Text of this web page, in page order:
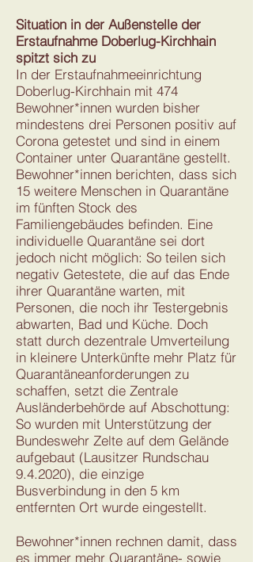
Situation in der Außenstelle der
Erstaufnahme Doberlug-Kirchhain
spitzt sich zu
In der Erstaufnahmeeinrichtung
Doberlug-Kirchhain mit 474
Bewohner*innen wurden bisher
mindestens drei Personen positiv auf
Corona getestet und sind in einem
Container unter Quarantäne gestellt.
Bewohner*innen berichten, dass sich
15 weitere Menschen in Quarantäne
im fünften Stock des
Familiengebäudes befinden. Eine
individuelle Quarantäne sei dort
jedoch nicht möglich: So teilen sich
negativ Getestete, die auf das Ende
ihrer Quarantäne warten, mit
Personen, die noch ihr Testergebnis
abwarten, Bad und Küche. Doch
statt durch dezentrale Umverteilung
in kleinere Unterkünfte mehr Platz für
Quarantäneanforderungen zu
schaffen, setzt die Zentrale
Ausländerbehörde auf Abschottung:
So wurden mit Unterstützung der
Bundeswehr Zelte auf dem Gelände
aufgebaut (Lausitzer Rundschau
9.4.2020), die einzige
Busverbindung in den 5 km
entfernten Ort wurde eingestellt.
Bewohner*innen rechnen damit, dass
es immer mehr Quarantäne- sowie